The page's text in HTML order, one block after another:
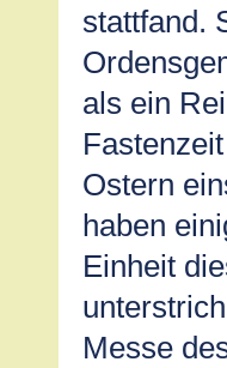
stattfand.
als ein
Ostern
haben
Einheit
Messe